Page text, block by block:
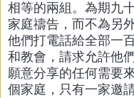
相等的兩組。為期九
家庭禱告，而不為另
他們打電話給全部一
和教會，請求允許他
願意分享的任何需要
個家庭，只有一家邀